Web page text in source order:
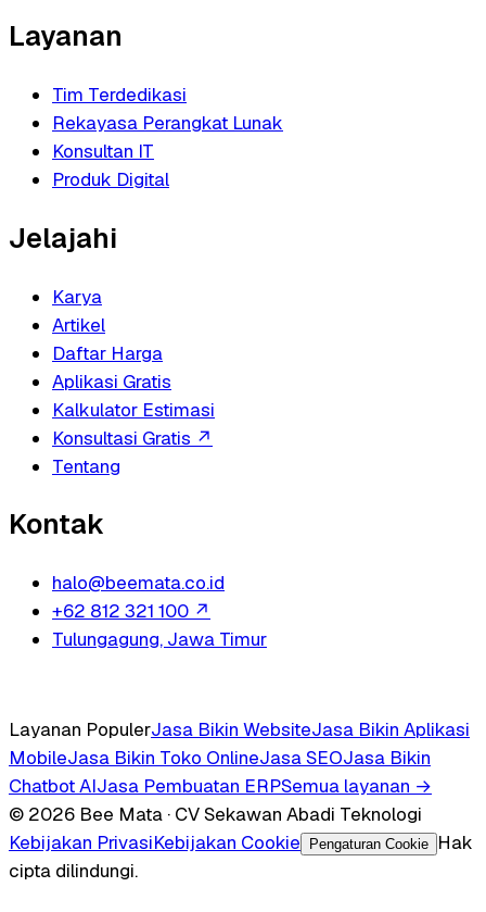
Layanan
Tim Terdedikasi
Rekayasa Perangkat Lunak
Konsultan IT
Produk Digital
Jelajahi
Karya
Artikel
Daftar Harga
Aplikasi Gratis
Kalkulator Estimasi
Konsultasi Gratis ↗
Tentang
Kontak
halo@beemata.co.id
+62 812 321 100 ↗
Tulungagung, Jawa Timur
Layanan PopulerJasa Bikin WebsiteJasa Bikin Aplikasi
MobileJasa Bikin Toko OnlineJasa SEOJasa Bikin
Chatbot AIJasa Pembuatan ERPSemua layanan →
© 2026 Bee Mata · CV Sekawan Abadi Teknologi
Kebijakan PrivasiKebijakan Cookie Pengaturan Cookie
Hak
cipta dilindungi.